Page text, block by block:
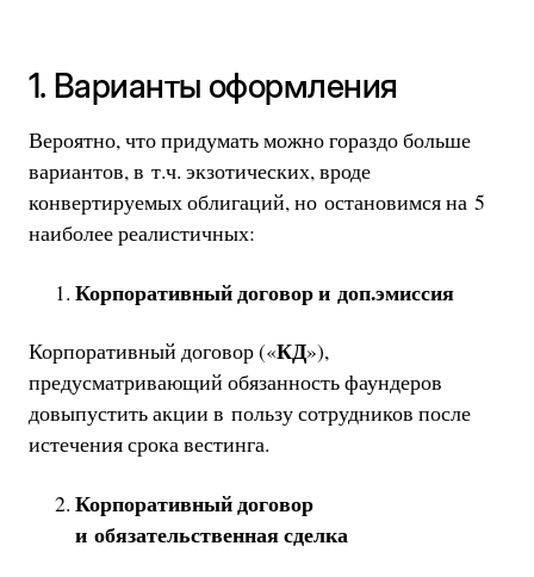
1. Варианты оформления
Вероятно, что придумать можно гораздо больше
вариантов, в т.ч. экзотических, вроде
конвертируемых облигаций, но остановимся на 5
наиболее реалистичных:
Корпоративный договор и доп.эмиссия
Корпоративный договор («КД»),
предусматривающий обязанность фаундеров
довыпустить акции в пользу сотрудников после
истечения срока вестинга.
Корпоративный договор
и обязательственная сделка